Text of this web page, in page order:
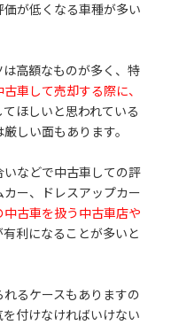
が低くなる車種が多い
高額なものが多く、特
車して売却する際に、
てほしいと思われている
しい面もあります。
などで中古車しての評
ー、ドレスアップカー
古車を扱う中古車店や
利になることが多いと
るケースもありますの
付けなければいけない